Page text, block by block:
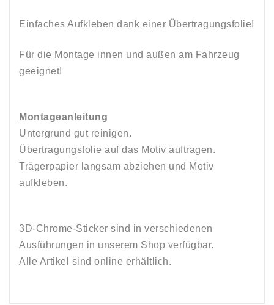
Einfaches Aufkleben dank einer Übertragungsfolie!
Für die Montage innen und außen am Fahrzeug
geeignet!
Montageanleitung
Untergrund gut reinigen.
Übertragungsfolie auf das Motiv auftragen.
Trägerpapier langsam abziehen und Motiv
aufkleben.
3D-Chrome-Sticker sind in verschiedenen
Ausführungen in unserem Shop verfügbar.
Alle Artikel sind online erhältlich.